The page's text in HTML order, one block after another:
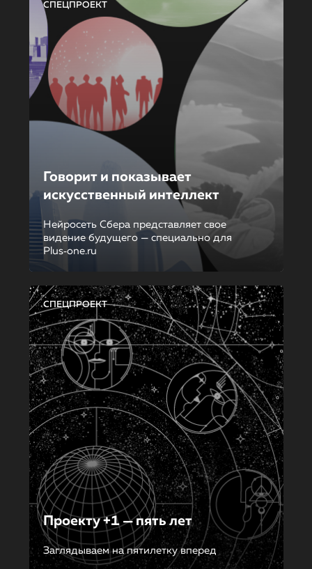
СПЕЦПРОЕКТ
Говорит и показывает
искусственный интеллект
Нейросеть Сбера представляет свое
видение будущего — специально для
Plus‑one.ru
СПЕЦПРОЕКТ
Проекту +1 — пять лет
Заглядываем на пятилетку вперед